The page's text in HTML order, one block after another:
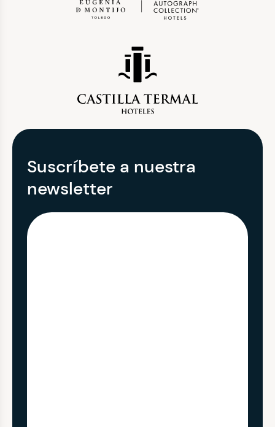
Suscríbete a nuestra
newsletter